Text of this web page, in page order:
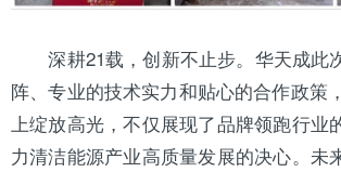
深耕21载，创新不止步。华天成此
阵、专业的技术实力和贴心的合作政策
上绽放高光，不仅展现了品牌领跑行业
力清洁能源产业高质量发展的决心。未